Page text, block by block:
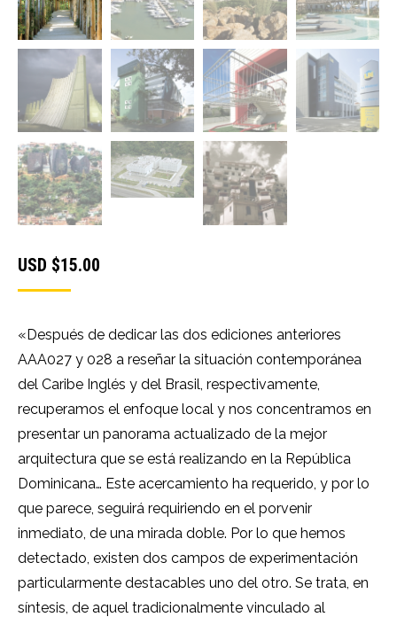
USD $15.00
«Después de dedicar las dos ediciones anteriores
AAA027 y 028 a reseñar la situación contemporánea
del Caribe Inglés y del Brasil, respectivamente,
recuperamos el enfoque local y nos concentramos en
presentar un panorama actualizado de la mejor
arquitectura que se está realizando en la República
Dominicana… Este acercamiento ha requerido, y por lo
que parece, seguirá requiriendo en el porvenir
inmediato, de una mirada doble. Por lo que hemos
detectado, existen dos campos de experimentación
particularmente destacables uno del otro. Se trata, en
síntesis, de aquel tradicionalmente vinculado al